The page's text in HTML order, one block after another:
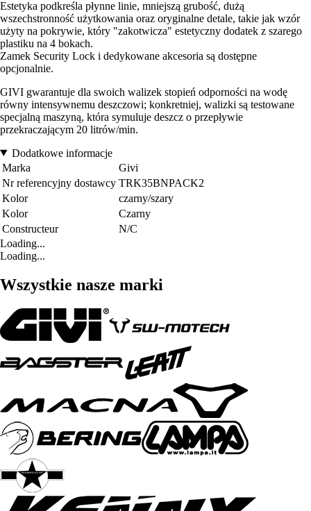
Estetyka podkreśla płynne linie, mniejszą grubość, dużą
wszechstronność użytkowania oraz oryginalne detale, takie jak wzór
użyty na pokrywie, który "zakotwicza" estetyczny dodatek z szarego
plastiku na 4 bokach.
Zamek Security Lock i dedykowane akcesoria są dostępne
opcjonalnie.
GIVI gwarantuje dla swoich walizek stopień odporności na wodę
równy intensywnemu deszczowi; konkretniej, walizki są testowane
specjalną maszyną, która symuluje deszcz o przepływie
przekraczającym 20 litrów/min.
Dodatkowe informacje
Marka
Givi
Nr referencyjny dostawcy TRK35BNPACK2
Kolor
czarny/szary
Kolor
Czarny
Constructeur
N/C
Loading...
Loading...
Wszystkie nasze marki